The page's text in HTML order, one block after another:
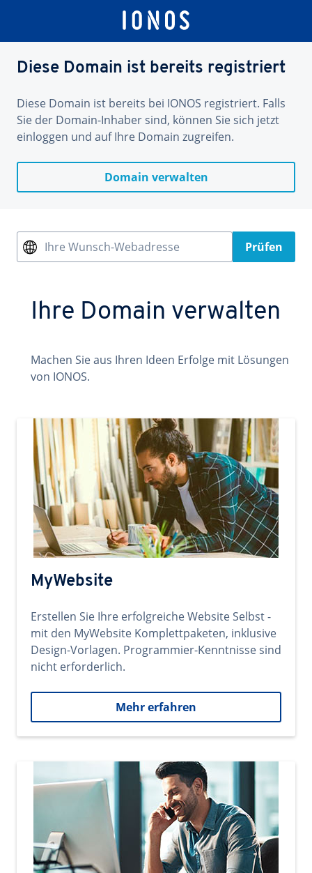
Diese Domain ist bereits registriert
Diese Domain ist bereits bei IONOS registriert. Falls
Sie der Domain-Inhaber sind, können Sie sich jetzt
einloggen und auf Ihre Domain zugreifen.
Domain verwalten
Ihre Wunsch-Webadresse Prüfen
Ihre Domain verwalten
Machen Sie aus Ihren Ideen Erfolge mit Lösungen
von IONOS.
MyWebsite
Erstellen Sie Ihre erfolgreiche Website Selbst -
mit den MyWebsite Komplettpaketen, inklusive
Design-Vorlagen. Programmier-Kenntnisse sind
nicht erforderlich.
Mehr erfahren